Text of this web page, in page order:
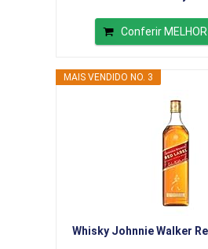
Conferir MELHOR
MAIS VENDIDO NO. 3
Whisky Johnnie Walker